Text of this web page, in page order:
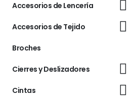
Accesorios de Lencería
Accesorios de Tejido
Broches
Cierres y Deslizadores
Cintas